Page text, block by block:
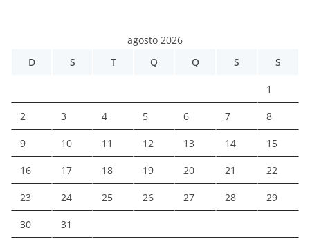
agosto 2026
D
S T Q Q S S
1
2 3 4 5 6 7 8
9 10 11 12 13 14 15
16 17 18 19 20 21 22
23 24 25 26 27 28 29
30 31